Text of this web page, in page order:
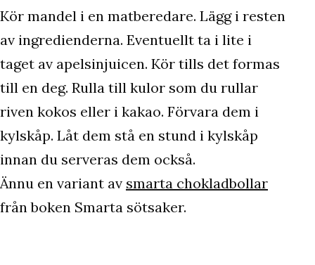
Kör mandel i en matberedare. Lägg i resten
av ingredienderna. Eventuellt ta i lite i
taget av apelsinjuicen. Kör tills det formas
till en deg. Rulla till kulor som du rullar
riven kokos eller i kakao. Förvara dem i
kylskåp. Låt dem stå en stund i kylskåp
innan du serveras dem också.
Ännu en variant av smarta chokladbollar
från boken Smarta sötsaker.